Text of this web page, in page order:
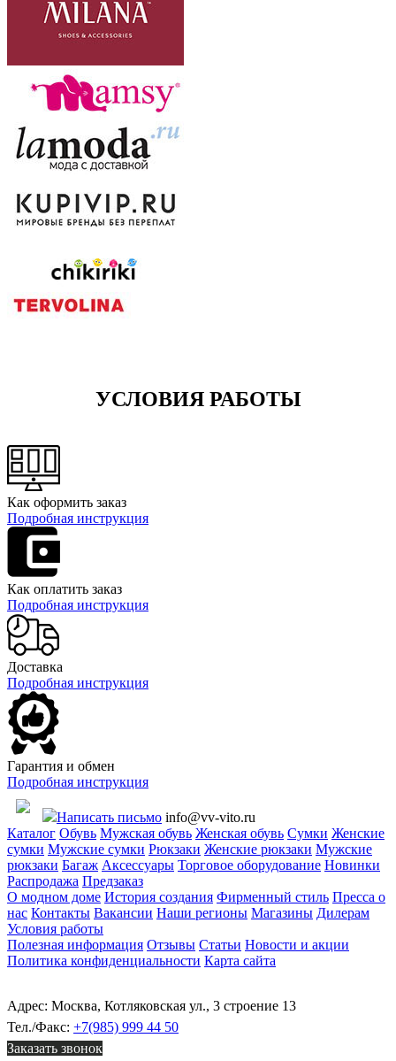
УСЛОВИЯ РАБОТЫ
Как оформить заказ
Подробная инструкция
Как оплатить заказ
Подробная инструкция
Доставка
Подробная инструкция
Гарантия и обмен
Подробная инструкция
Написать письмо info@vv-vito.ru
Каталог Обувь Мужская обувь Женская обувь Сумки Женские
сумки Мужские сумки Рюкзаки Женские рюкзаки Мужские
рюкзаки Багаж Аксессуары Торговое оборудование Новинки
Распродажа Предзаказ
О модном доме История создания Фирменный стиль Пресса о
нас Контакты Вакансии Наши регионы Магазины Дилерам
Условия работы
Полезная информация Отзывы Статьи Новости и акции
Политика конфиденциальности Карта сайта
Адрес: Москва, Котляковская ул., 3 строение 13
Тел./Факс: +7(985) 999 44 50
Заказать звонок